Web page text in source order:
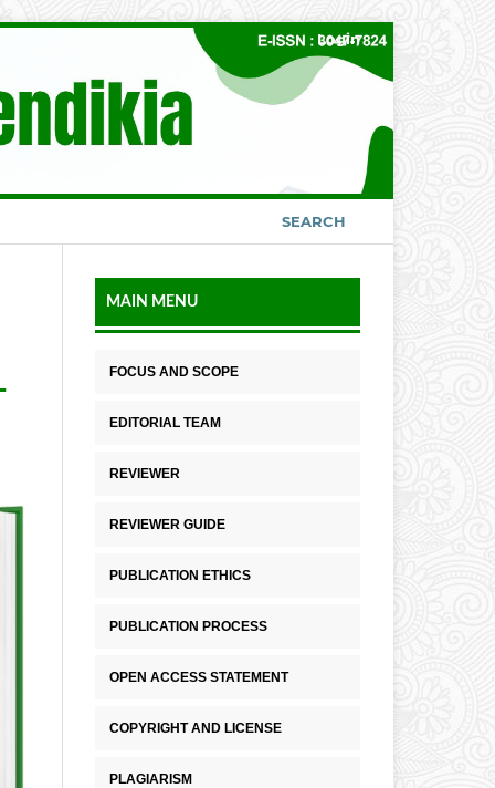
SEARCH
Login
MAIN MENU
FOCUS AND SCOPE
EDITORIAL TEAM
REVIEWER
REVIEWER GUIDE
PUBLICATION ETHICS
PUBLICATION PROCESS
OPEN ACCESS STATEMENT
COPYRIGHT AND LICENSE
PLAGIARISM